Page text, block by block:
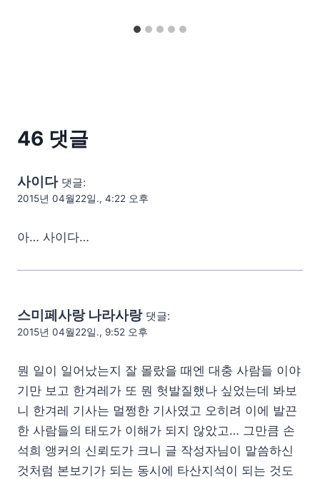
46 댓글
사이다 댓글:
2015년 04월22일., 4:22 오후
아… 사이다…
스미페사랑 나라사랑 댓글:
2015년 04월22일., 9:52 오후
뭔 일이 일어났는지 잘 몰랐을 때엔 대충 사람들 이야
기만 보고 한겨레가 또 뭔 헛발질했나 싶었는데 봐보
니 한겨레 기사는 멀쩡한 기사였고 오히려 이에 발끈
한 사람들의 태도가 이해가 되지 않았고… 그만큼 손
석희 앵커의 신뢰도가 크니 글 작성자님이 말씀하신
것처럼 본보기가 되는 동시에 타산지석이 되는 것도